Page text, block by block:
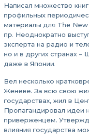
Написал множество
профильных
материалы для The
пр. Неоднократно
эксперта на радио и
но и в других странах –
даже в Японии.
Вел несколько
Женеве. За всю свою
государствах, жил в
Пропагандировал идеи
приверженцем.
влияния государства